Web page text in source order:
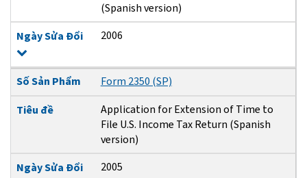
(Spanish version)
Ngày Sửa Đổi
2006
Số Sản Phẩm
Form 2350 (SP)
Tiêu đề
Application for Extension of Time to
File U.S. Income Tax Return (Spanish
version)
Ngày Sửa Đổi
2005